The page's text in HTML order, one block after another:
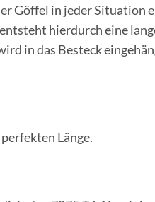
Göffel in jeder Situation
hierdurch eine
in das Besteck
Länge.